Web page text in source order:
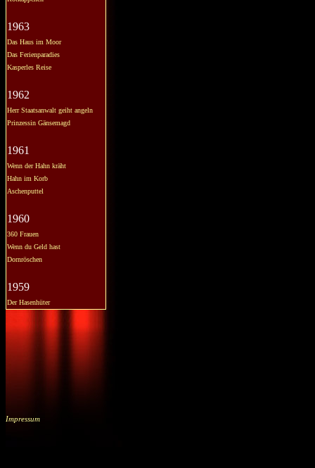
1963
Das Haus im Moor
Das Ferienparadies
Kasperles Reise
1962
Herr Staatsanwalt geiht angeln
Prinzessin Gänsemagd
1961
Wenn der Hahn kräht
Hahn im Korb
Aschenputtel
1960
360 Frauen
Wenn du Geld hast
Dornröschen
1959
Der Hasenhüter
Impressum